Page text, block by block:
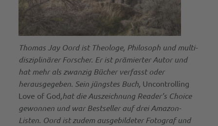
Thomas Jay Oord ist Theologe, Philosoph und multi-
disziplinärer Forscher. Er ist prämierter Autor und
hat mehr als zwanzig Bücher verfasst oder
herausgegeben. Sein jüngstes Buch, Uncontrolling
Love of God,hat die Auszeichnung Reader’s Choice
gewonnen und war Bestseller auf drei Amazon-
Listen. Oord ist zudem ausgebildeter Fotograf und